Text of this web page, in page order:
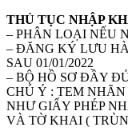
THỦ TỤC NHẬP
– PHÂN LOẠI NẾU
– ĐĂNG KÝ LƯU
SAU 01/01/2022
– BỘ HỒ SƠ ĐẦY
CHÚ Ý : TEM
NHƯ GIẤY PHÉP
VÀ TỜ KHAI (